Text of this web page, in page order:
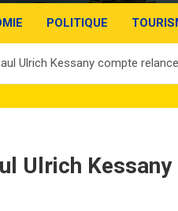
POLITIQUE
Ulrich Kessany compte
Ulrich